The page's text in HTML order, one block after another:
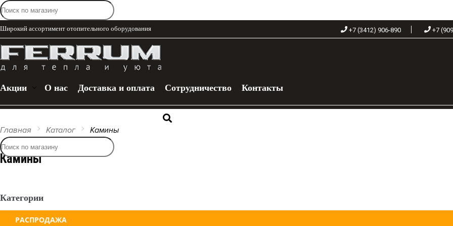
Широкий ассортимент отопительного оборудования +7 (3412) 906-890 +7
Акции О нас Доставка и оплата Сотрудничество Контакты
Каталог
Главная Каталог Камины
Камины
Категории
РАСПРОДАЖА